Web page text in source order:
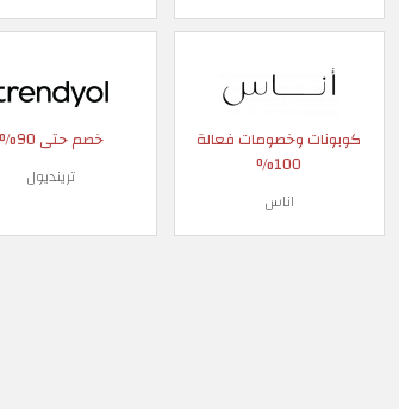
كوبونات وخصومات فعالة
100%
اناس
خصم حتى 90%
ترينديول